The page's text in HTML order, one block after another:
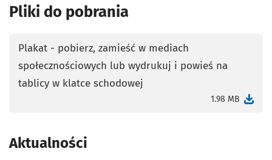
Pliki do pobrania
Plakat - pobierz, zamieść w mediach
społecznościowych lub wydrukuj i powieś na
tablicy w klatce schodowej
1.98 MB
otworzy się w nowej karcie
Aktualności